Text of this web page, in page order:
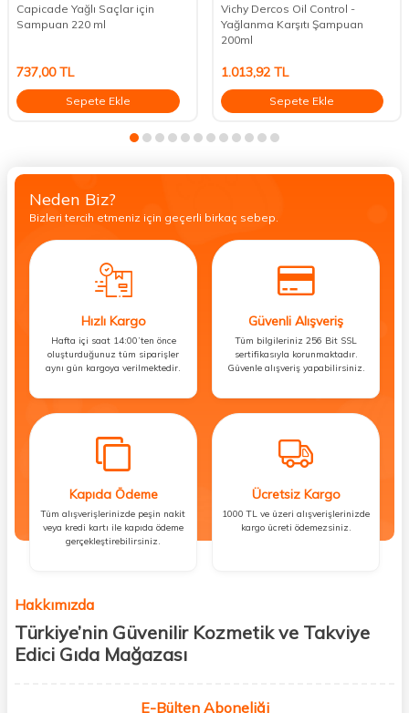
Capicade Yağlı Saçlar için
Sampuan 220 ml
737,00TL
Sepete Ekle
Vichy Dercos Oil Control -
Yağlanma Karşıtı Şampuan
200ml
1.013,92TL
Sepete Ekle
Neden Biz?
Bizleri tercih etmeniz için geçerli birkaç sebep.
Hızlı Kargo
Hafta içi saat 14:00’ten önce
oluşturduğunuz tüm siparişler
aynı gün kargoya verilmektedir.
Güvenli Alışveriş
Tüm bilgileriniz 256 Bit SSL
sertifikasıyla korunmaktadır.
Güvenle alışveriş yapabilirsiniz.
Kapıda Ödeme
Tüm alışverişlerinizde peşin nakit
veya kredi kartı ile kapıda ödeme
gerçekleştirebilirsiniz.
Ücretsiz Kargo
1000 TL ve üzeri alışverişlerinizde
kargo ücreti ödemezsiniz.
Hakkımızda
Türkiye’nin Güvenilir Kozmetik ve Takviye
Edici Gıda Mağazası
kişisel bakım hem de takviye edici gıda ürünlerini sizlerle
E-Bülten Aboneliği